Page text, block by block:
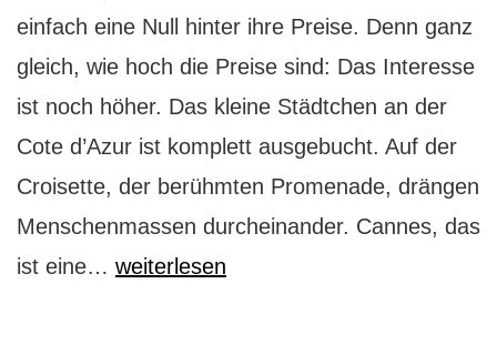
einfach eine Null hinter ihre Preise. Denn ganz
gleich, wie hoch die Preise sind: Das Interesse
ist noch höher. Das kleine Städtchen an der
Cote d’Azur ist komplett ausgebucht. Auf der
Croisette, der berühmten Promenade, drängen
Menschenmassen durcheinander. Cannes, das
ist eine… Cannes
weiterlesen